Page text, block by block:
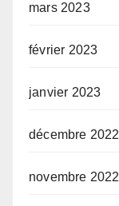
mars 2023
février 2023
janvier 2023
décembre 2022
novembre 2022